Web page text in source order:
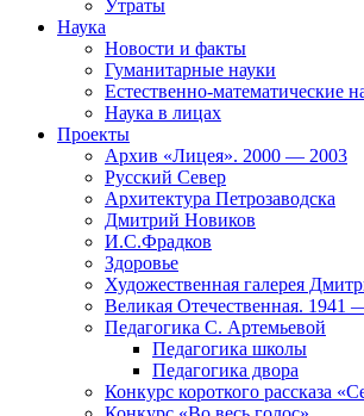
Утраты
Наука
Новости и факты
Гуманитарные науки
Естественно-математические
Наука в лицах
Проекты
Архив «Лицея». 2000 — 2003
Русский Север
Архитектура Петрозаводска
Дмитрий Новиков
И.С.Фрадков
Здоровье
Художественная галерея
Великая Отечественная. 1941
Педагогика С. Артемьевой
Педагогика школы
Педагогика двора
Конкурс короткого рассказа